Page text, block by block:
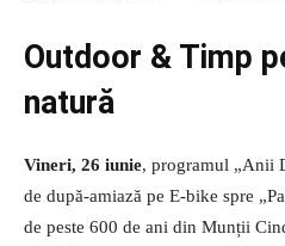
Outdoor & Timp
natură
Vineri, 26 iunie, programul „Anii
de după-amiază pe E-bike spre
de peste 600 de ani din Munții